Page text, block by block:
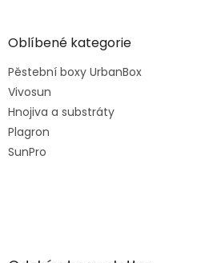
Oblíbené kategorie
Pěstební boxy UrbanBox
Vivosun
Hnojiva a substráty
Plagron
SunPro